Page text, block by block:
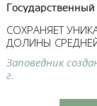
СОХРАНЯЕТ
ДОЛИНЫ
Заповедник
г.